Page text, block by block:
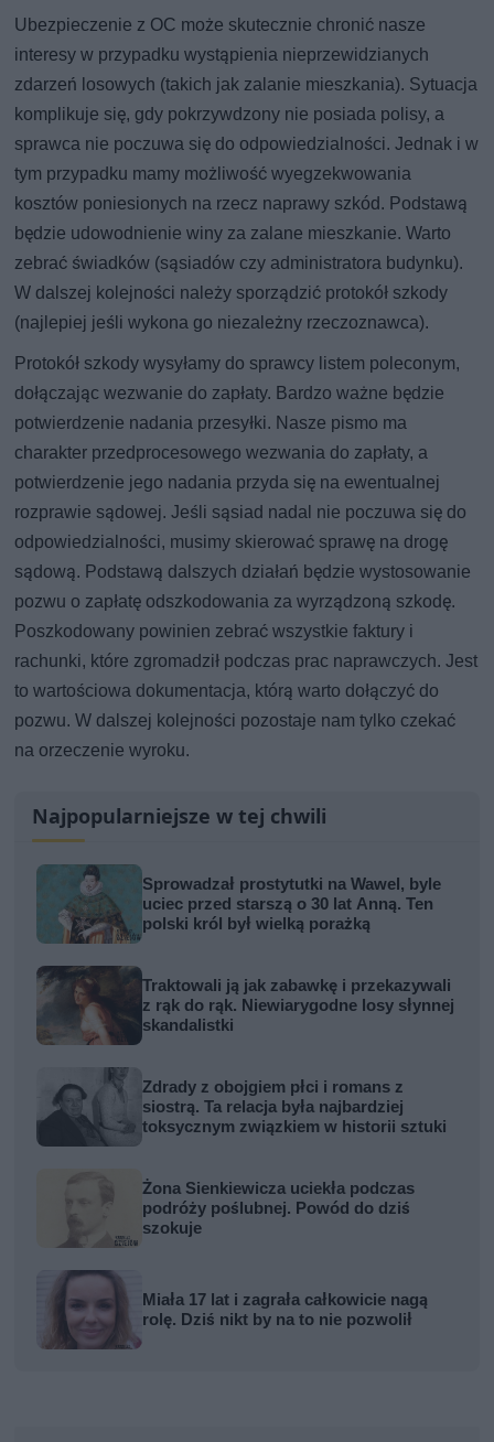
Ubezpieczenie z OC może skutecznie chronić nasze
interesy w przypadku wystąpienia nieprzewidzianych
zdarzeń losowych (takich jak zalanie mieszkania). Sytuacja
komplikuje się, gdy pokrzywdzony nie posiada polisy, a
sprawca nie poczuwa się do odpowiedzialności. Jednak i w
tym przypadku mamy możliwość wyegzekwowania
kosztów poniesionych na rzecz naprawy szkód. Podstawą
będzie udowodnienie winy za zalane mieszkanie. Warto
zebrać świadków (sąsiadów czy administratora budynku).
W dalszej kolejności należy sporządzić protokół szkody
(najlepiej jeśli wykona go niezależny rzeczoznawca).
Protokół szkody wysyłamy do sprawcy listem poleconym,
dołączając wezwanie do zapłaty. Bardzo ważne będzie
potwierdzenie nadania przesyłki. Nasze pismo ma
charakter przedprocesowego wezwania do zapłaty, a
potwierdzenie jego nadania przyda się na ewentualnej
rozprawie sądowej. Jeśli sąsiad nadal nie poczuwa się do
odpowiedzialności, musimy skierować sprawę na drogę
sądową. Podstawą dalszych działań będzie wystosowanie
pozwu o zapłatę odszkodowania za wyrządzoną szkodę.
Poszkodowany powinien zebrać wszystkie faktury i
rachunki, które zgromadził podczas prac naprawczych. Jest
to wartościowa dokumentacja, którą warto dołączyć do
pozwu. W dalszej kolejności pozostaje nam tylko czekać
na orzeczenie wyroku.
Najpopularniejsze w tej chwili
Sprowadzał prostytutki na Wawel, byle
uciec przed starszą o 30 lat Anną. Ten
polski król był wielką porażką
Traktowali ją jak zabawkę i przekazywali
z rąk do rąk. Niewiarygodne losy słynnej
skandalistki
Zdrady z obojgiem płci i romans z
siostrą. Ta relacja była najbardziej
toksycznym związkiem w historii sztuki
Żona Sienkiewicza uciekła podczas
podróży poślubnej. Powód do dziś
szokuje
Miała 17 lat i zagrała całkowicie nagą
rolę. Dziś nikt by na to nie pozwolił